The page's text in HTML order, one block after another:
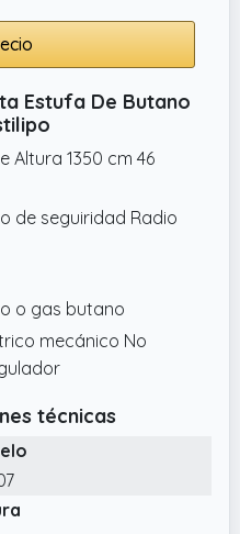
Estufa De Butano
1350 cm 46
de seguiridad Radio
o gas butano
mecánico No
técnicas